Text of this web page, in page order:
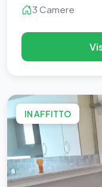
3 Camere
IN AFFITTO